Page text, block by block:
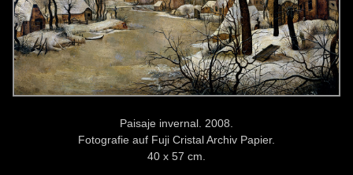
Paisaje invernal. 2008.
Fotografie auf Fuji Cristal Archiv Papier.
40 x 57 cm.